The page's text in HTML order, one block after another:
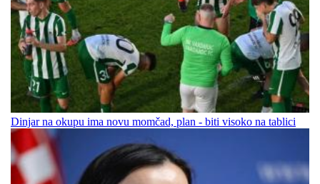
Dinjar na okupu ima novu momčad, plan - biti visoko na tablici